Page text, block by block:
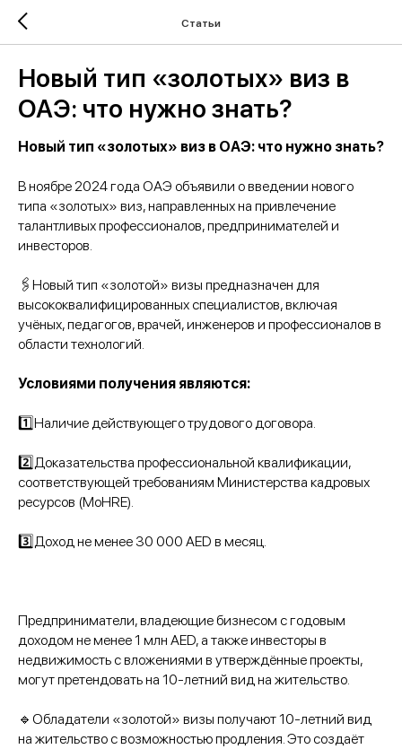
Статьи
Новый тип «золотых» виз в
ОАЭ: что нужно знать?
Новый тип «золотых» виз в ОАЭ: что нужно знать?
В ноябре 2024 года ОАЭ объявили о введении нового
типа «золотых» виз, направленных на привлечение
талантливых профессионалов, предпринимателей и
инвесторов.
🖇Новый тип «золотой» визы предназначен для
высококвалифицированных специалистов, включая
учёных, педагогов, врачей, инженеров и профессионалов в
области технологий.
Условиями получения являются:
1️⃣Наличие действующего трудового договора.
2️⃣Доказательства профессиональной квалификации,
соответствующей требованиям Министерства кадровых
ресурсов (MoHRE).
3️⃣Доход не менее 30 000 AED в месяц.
Предприниматели, владеющие бизнесом с годовым
доходом не менее 1 млн AED, а также инвесторы в
недвижимость с вложениями в утверждённые проекты,
могут претендовать на 10-летний вид на жительство.
🔹Обладатели «золотой» визы получают 10-летний вид
на жительство с возможностью продления. Это создаёт